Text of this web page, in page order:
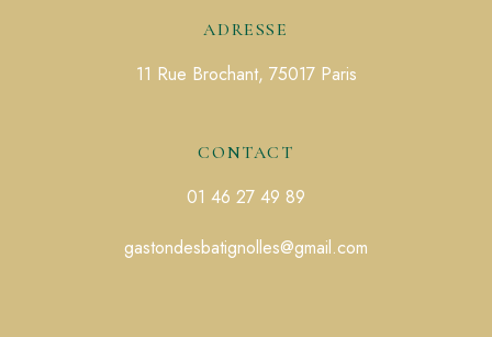
ADRESSE
11 Rue Brochant, 75017 Paris
CONTACT
01 46 27 49 89
gastondesbatignolles@gmail.com